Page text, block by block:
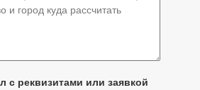
с реквизитами или заявкой